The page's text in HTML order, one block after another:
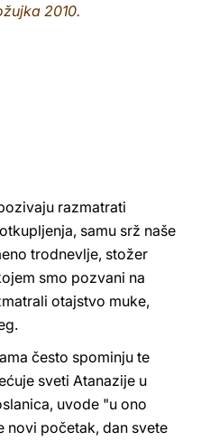
2010.
razmatrati
samu srž naše
trodnevlje, stožer
smo pozvani na
otajstvo muke,
često spominju te
sveti Atanazije u
uvode "u ono
novi početak, dan svete